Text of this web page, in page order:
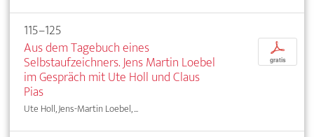
115–125
Aus dem Tagebuch eines
Selbstaufzeichners. Jens Martin Loebel
im Gespräch mit Ute Holl und Claus
Pias
Ute Holl, Jens-Martin Loebel, ...
p
gratis